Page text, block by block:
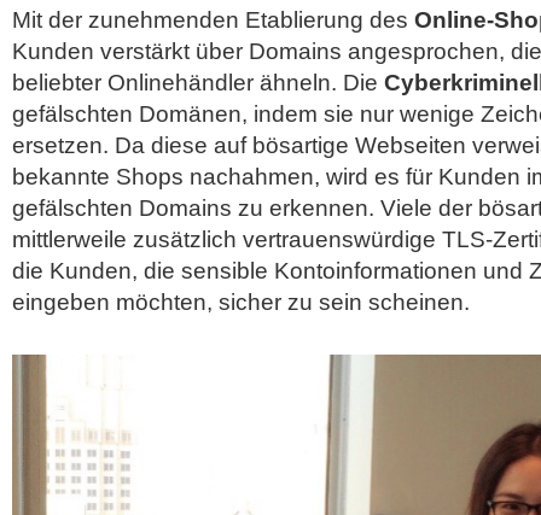
Mit der zunehmenden Etablierung des Online-
Kunden verstärkt über Domains angesprochen,
beliebter Onlinehändler ähneln. Die
gefälschten Domänen, indem sie nur wenige
ersetzen. Da diese auf bösartige Webseiten
bekannte Shops nachahmen, wird es für Kunden
gefälschten Domains zu erkennen. Viele der
mittlerweile zusätzlich vertrauenswürdige TLS-
die Kunden, die sensible Kontoinformationen und
eingeben möchten, sicher zu sein scheinen.